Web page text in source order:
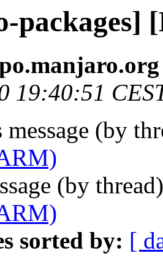
packages]
19:40:51
message (by
(by
sorted by: [